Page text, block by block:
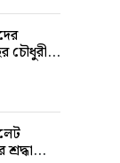
চৌধুরী